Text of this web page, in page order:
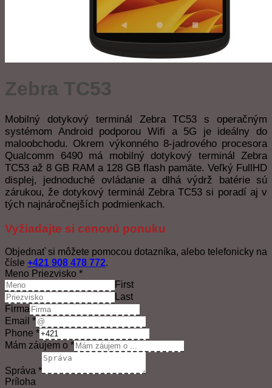
Zebra TC53
Mobilný dotykový terminál Zebra TC53 s operačným
systémom Android podporou Wifi a 5G je ideálny do
maloobchodu. Okrem výkonného 8-jadrového procesora
Qualcomm 6490 má mobilný dotykový terminál Zebra
TC53 až 8 GB RAM a 128 GB flash pamäte. Veľký FullHD
displej, jednoduché ovládanie a dlhá výdrž batérie sú
zárukou, že dotykový terminál Zebra TC53 si poradí aj v
tých najnáročnejších podmienkach.
Vyžiadajte si cenovú ponuku
Objednať si môžete pomocou dotazníka, alebo telefonicky na
čísle +421 908 478 772.
Meno Priezvisko *
First
Last
Firma
Email *
Phone *
Mám záujem o *
Správa *
Príloha